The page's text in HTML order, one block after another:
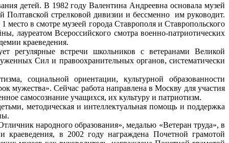
детей. В 1982 году Валентина Андреевна основала музей
стрелковой дивизии и бессменно
им руководит.
место в смотре музеей города Ставрополя и Ставропольского
лауреатом Всероссийского смотра военно-патриотических
краеведения.
регулярные встречи школьников с ветеранами Великой
Сил и правоохранительных органов, систематически
социальной ориентации, культурной образованности
мужества». Сейчас работа направлена в Москву для участия
самосознание учащихся, их культуру и патриотизм.
методическая и интеллектуальная помощь и поддержка
народного образования», медалью «Ветеран труда», в
краеведения, в 2002 году награждена Почетной грамотой